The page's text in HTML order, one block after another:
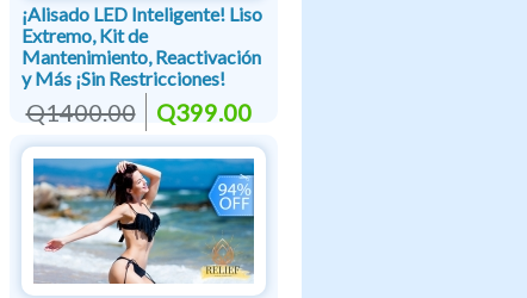
¡Alisado LED Inteligente! Liso
Extremo, Kit de
Mantenimiento, Reactivación
y Más ¡Sin Restricciones!
Q1400.00 Q399.00